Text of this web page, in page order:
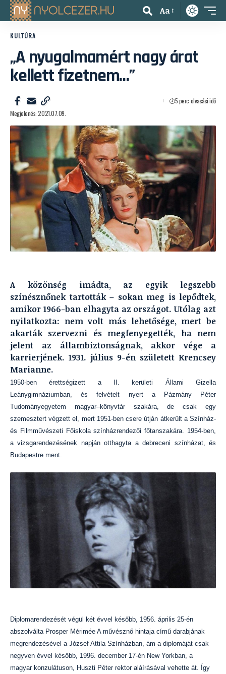
Aa
KULTÚRA
„A nyugalmamért nagy árat
kellett fizetnem…”
Megjelenés: 2021.07.09.
5 perc olvasási idő
A közönség imádta, az egyik legszebb
színésznőnek tartották – sokan meg is lepődtek,
amikor 1966-ban elhagyta az országot. Utólag azt
nyilatkozta: nem volt más lehetősége, mert be
akarták szervezni és megfenyegették, ha nem
jelent az állambiztonságnak, akkor vége a
karrierjének. 1931. július 9-én született Krencsey
Marianne.
1950-ben érettségizett a II. kerületi Állami Gizella
Leánygimnáziumban, és felvételt nyert a Pázmány Péter
Tudományegyetem magyar–könyvtár szakára, de csak egy
szemesztert végzett el, mert 1951-ben csere útján átkerült a Színház-
és Filmművészeti Főiskola színházrendezői főtanszakára. 1954-ben,
a vizsgarendezésének napján otthagyta a debreceni színházat, és
Budapestre ment.
Diplomarendezését végül két évvel később, 1956. április 25-én
abszolválta Prosper Mérimée A művésznő hintaja című darabjának
megrendezésével a József Attila Színházban, ám a diplomáját csak
negyven évvel később, 1996. december 17-én New Yorkban, a
magyar konzulátuson, Huszti Péter rektor aláírásával vehette át. Így